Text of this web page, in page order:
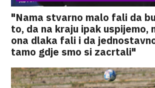
"Nama stvarno malo fali da
to, da na kraju ipak uspijemo,
ona dlaka fali i da
tamo gdje smo si zacrtali"